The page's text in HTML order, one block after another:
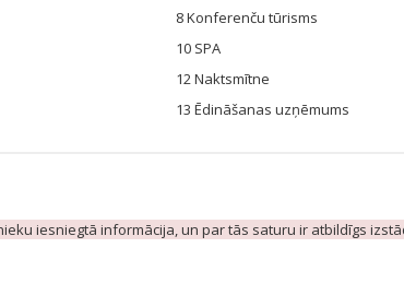
8 Konferenču tūrisms
10 SPA
12 Naktsmītne
13 Ēdināšanas uzņēmums
iesniegtā informācija, un par tās saturu ir atbildīgs